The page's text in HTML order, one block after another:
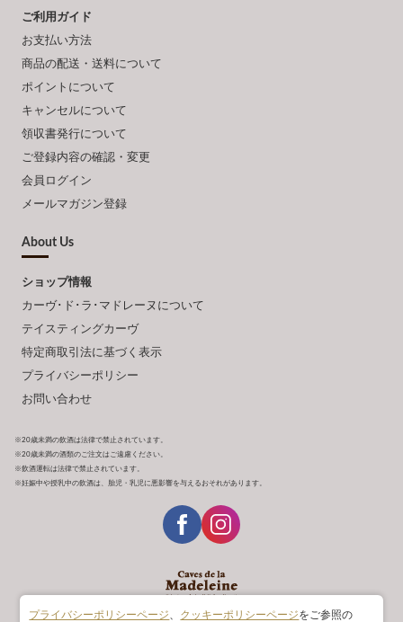
ご利用ガイド
お支払い方法
商品の配送・送料について
ポイントについて
キャンセルについて
領収書発行について
ご登録内容の確認・変更
会員ログイン
メールマガジン登録
About Us
ショップ情報
カーヴ･ド･ラ･マドレーヌについて
テイスティングカーヴ
特定商取引法に基づく表示
プライバシーポリシー
お問い合わせ
※20歳未満の飲酒は法律で禁止されています。
※20歳未満の酒類のご注文はご遠慮ください。
※飲酒運転は法律で禁止されています。
※妊娠中や授乳中の飲酒は、胎児・乳児に悪影響を与えるおそれがあります。
プライバシーポリシーページ クッキーポリシーページをご参照の